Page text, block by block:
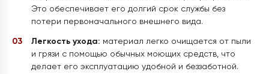
Это обеспечивает его долгий срок службы без
потери первоначального внешнего вида.
Легкость ухода: материал легко очищается от пыли
и грязи с помощью обычных моющих средств, что
делает его эксплуатацию удобной и беззаботной.